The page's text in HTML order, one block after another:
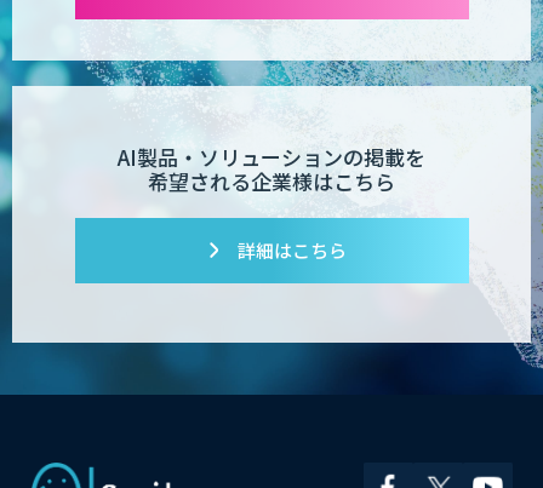
AI製品・ソリューションの掲載を
希望される企業様はこちら
詳細はこちら